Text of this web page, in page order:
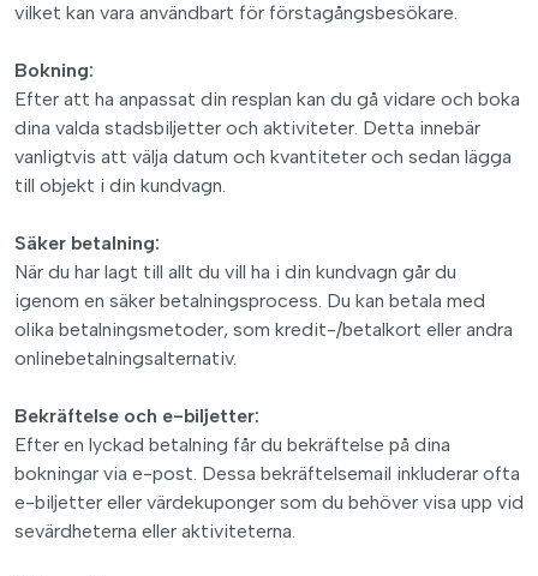
vilket kan vara användbart för förstagångsbesökare.
Bokning:
Efter att ha anpassat din resplan kan du gå vidare och boka
dina valda stadsbiljetter och aktiviteter. Detta innebär
vanligtvis att välja datum och kvantiteter och sedan lägga
till objekt i din kundvagn.
Säker betalning:
När du har lagt till allt du vill ha i din kundvagn går du
igenom en säker betalningsprocess. Du kan betala med
olika betalningsmetoder, som kredit-/betalkort eller andra
onlinebetalningsalternativ.
Bekräftelse och e-biljetter:
Efter en lyckad betalning får du bekräftelse på dina
bokningar via e-post. Dessa bekräftelsemail inkluderar ofta
e-biljetter eller värdekuponger som du behöver visa upp vid
sevärdheterna eller aktiviteterna.